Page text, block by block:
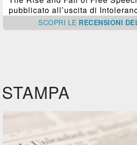
pubblicato all’uscita di
SCOPRI LE RECENSIONI
STAMPA